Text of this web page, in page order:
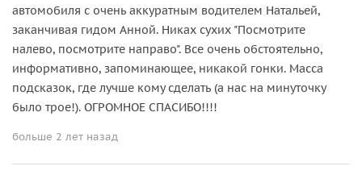
автомобиля с очень аккуратным водителем Натальей,
заканчивая гидом Анной. Никах сухих "Посмотрите
налево, посмотрите направо". Все очень обстоятельно,
информативно, запоминающее, никакой гонки. Масса
подсказок, где лучше кому сделать (а нас на минуточку
было трое!). ОГРОМНОЕ СПАСИБО!!!!
больше 2 лет назад